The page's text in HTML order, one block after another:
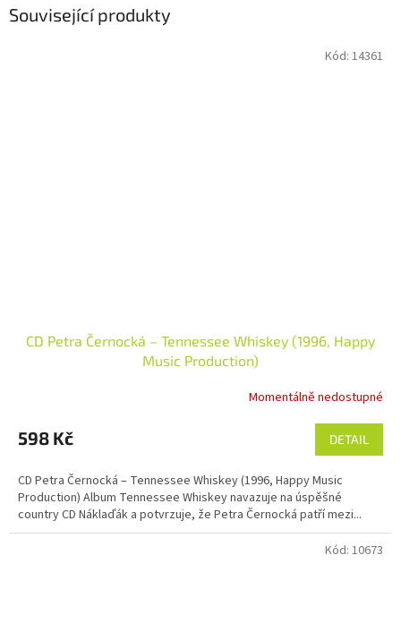
Související produkty
CD Petra Černocká – Tennessee Whiskey (1996, Happy
Music Production)
produktu
je
z
5
hvězdiček.
Momentálně nedostupné
598 Kč DETAIL
CD Petra Černocká – Tennessee Whiskey (1996, Happy Music
Production) Album Tennessee Whiskey navazuje na úspěšné
country CD Náklaďák a potvrzuje, že Petra Černocká patří mezi...
Kód: 14361
Kód: 10673